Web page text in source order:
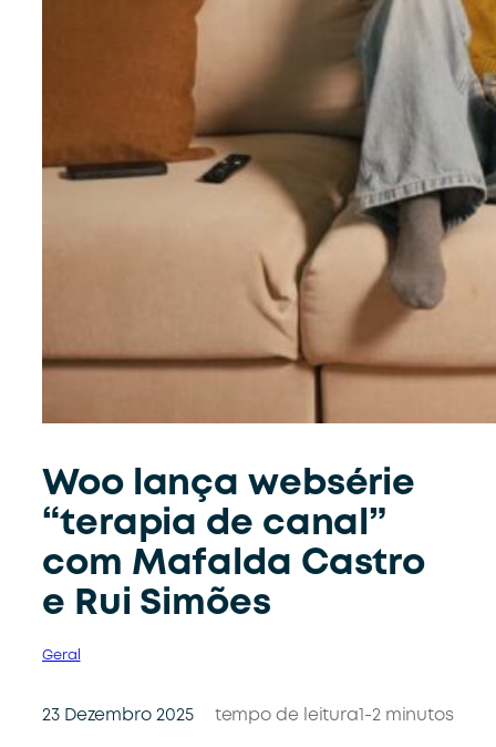
Woo lança websérie
“terapia de canal”
com Mafalda Castro
e Rui Simões
Geral
23 Dezembro 2025 tempo de leitura 1-2 minutos